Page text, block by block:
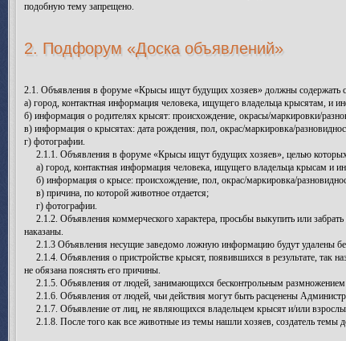
подобную тему запрещено.
2. Подфорум «Доска объявлений»
2.1. Объявления в форуме «Крысы ищут будущих хозяев» должны
а) город, контактная информация человека, ищущего владельца крысятам, и
б) информация о родителях крысят: происхождение, окрасы/маркировки/
в) информация о крысятах: дата рождения, пол, окрас/маркировка/
г) фотографии.
2.1.1. Объявления в форуме «Крысы ищут будущих хозяев», целью
а) город, контактная информация человека, ищущего владельца крысам и
б) информация о крысе: происхождение, пол, окрас/маркировка/
в) причина, по которой животное отдается;
г) фотографии.
2.1.2. Объявления коммерческого характера, просьбы выкупить или
наказаны.
2.1.3 Объявления несущие заведомо ложную информацию будут удалены
2.1.4. Объявления о пристройстве крысят, появившихся в результате, так
не обязана пояснять его причины.
2.1.5. Объявления от людей, занимающихся бесконтрольным
2.1.6. Объявления от людей, чьи действия могут быть расценены
2.1.7. Объявление от лиц, не являющихся владельцем крысят и/или
2.1.8. После того как все животные из темы нашли хозяев, создатель темы